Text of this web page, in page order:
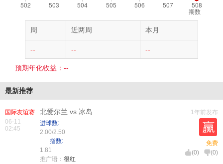
期数
周 近两周 本月
-- -- --
预期年化收益：--
最新推荐
国际友谊赛
06-11
02:45
北爱尔兰 vs 冰岛
进球数:
2.00/2.50
指数:
1.81
推广语： 很红
1年前发布
免费
(0) (0)